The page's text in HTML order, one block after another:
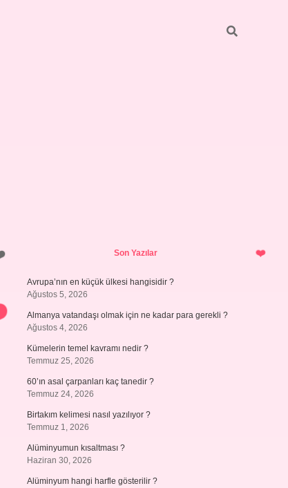
SidebarSon Yazılar
Avrupa’nın en küçük ülkesi hangisidir ?
Ağustos 5, 2026
Almanya vatandaşı olmak için ne kadar para gerekli ?
Ağustos 4, 2026
Kümelerin temel kavramı nedir ?
Temmuz 25, 2026
60’ın asal çarpanları kaç tanedir ?
Temmuz 24, 2026
Birtakım kelimesi nasıl yazılıyor ?
Temmuz 1, 2026
Alüminyumun kısaltması ?
Haziran 30, 2026
Alüminyum hangi harfle gösterilir ?